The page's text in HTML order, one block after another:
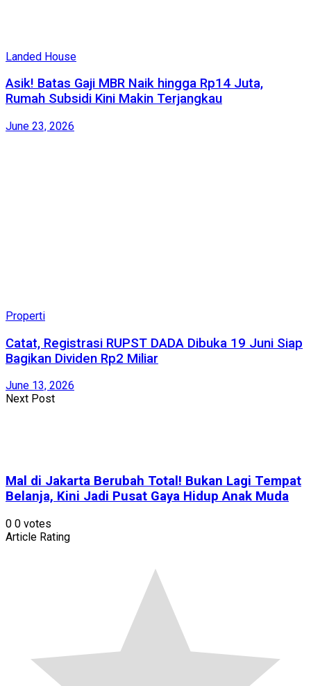
Landed House
Asik! Batas Gaji MBR Naik hingga Rp14 Juta,
Rumah Subsidi Kini Makin Terjangkau
June 23, 2026
Properti
Catat, Registrasi RUPST DADA Dibuka 19 Juni Siap
Bagikan Dividen Rp2 Miliar
June 13, 2026
Next Post
Mal di Jakarta Berubah Total! Bukan Lagi Tempat
Belanja, Kini Jadi Pusat Gaya Hidup Anak Muda
0 0 votes
Article Rating